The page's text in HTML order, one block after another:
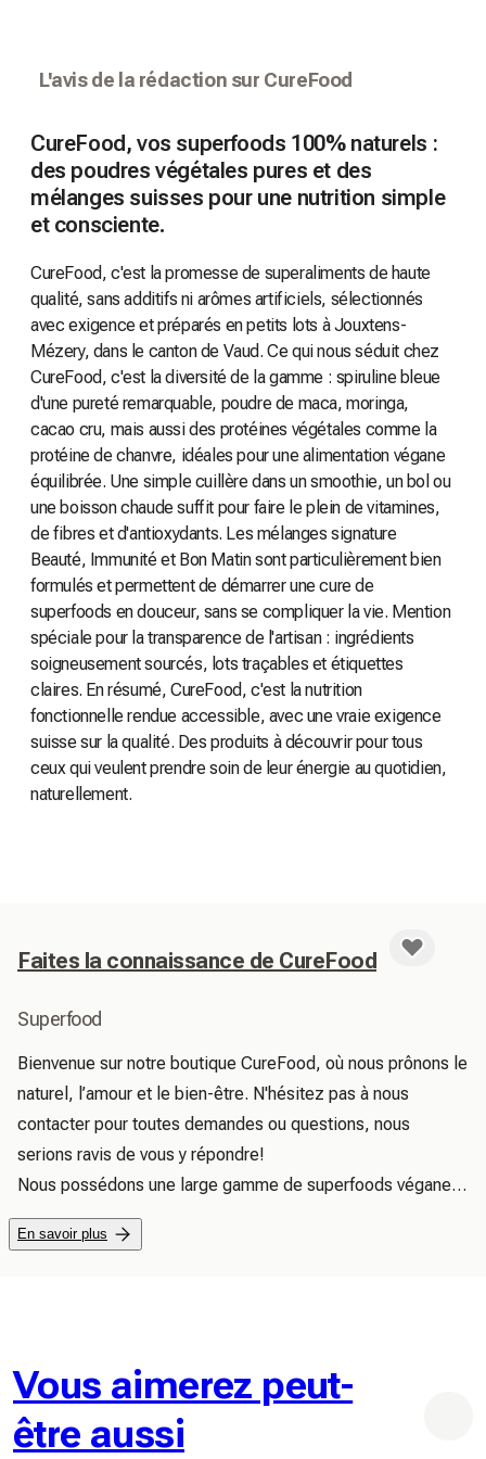
L'avis de la rédaction sur CureFood
CureFood, vos superfoods 100% naturels :
des poudres végétales pures et des
mélanges suisses pour une nutrition simple
et consciente.
CureFood, c'est la promesse de superaliments de haute
qualité, sans additifs ni arômes artificiels, sélectionnés
avec exigence et préparés en petits lots à Jouxtens-
Mézery, dans le canton de Vaud. Ce qui nous séduit chez
CureFood, c'est la diversité de la gamme : spiruline bleue
d'une pureté remarquable, poudre de maca, moringa,
cacao cru, mais aussi des protéines végétales comme la
protéine de chanvre, idéales pour une alimentation végane
équilibrée. Une simple cuillère dans un smoothie, un bol ou
une boisson chaude suffit pour faire le plein de vitamines,
de fibres et d'antioxydants. Les mélanges signature
Beauté, Immunité et Bon Matin sont particulièrement bien
formulés et permettent de démarrer une cure de
superfoods en douceur, sans se compliquer la vie. Mention
spéciale pour la transparence de l'artisan : ingrédients
soigneusement sourcés, lots traçables et étiquettes
claires. En résumé, CureFood, c'est la nutrition
fonctionnelle rendue accessible, avec une vraie exigence
suisse sur la qualité. Des produits à découvrir pour tous
ceux qui veulent prendre soin de leur énergie au quotidien,
naturellement.
Faites la connaissance de CureFood
Superfood
Bienvenue sur notre boutique CureFood, où nous prônons le
naturel, l’amour et le bien-être. N'hésitez pas à nous
contacter pour toutes demandes ou questions, nous
serions ravis de vous y répondre!
Nous possédons une large gamme de superfoods véganes
faits de produits 100% naturels, purs et de haute qualité.
Nous promettons de trouver et de fournir des produits
permettent d’avoir un impact positif pour la planète et qu'ils
puissent être accessible à tout le monde.
Tout a commencé le jour où nous nous sommes posés la
En savoir plus
Vous aimerez peut-
être aussi